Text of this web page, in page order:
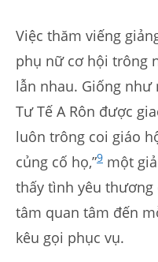
Việc thăm viếng
phụ nữ cơ hội trông
lẫn nhau. Giống như
Tư Tế A Rôn được
luôn trông coi giáo
củng cố họ,”9 một
thấy tình yêu thương
tâm quan tâm đến
kêu gọi phục vụ.